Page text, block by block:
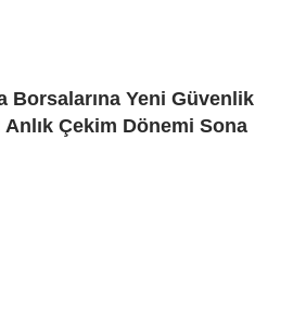
Borsalarına Yeni Güvenlik
Çekim Dönemi Sona